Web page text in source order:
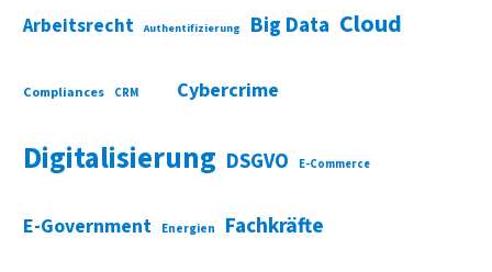
Arbeitsrecht Authentifizierung Big Data Cloud
Compliances CRM Cybercrime
Digitalisierung DSGVO E-Commerce
E-Government Energien Fachkräfte